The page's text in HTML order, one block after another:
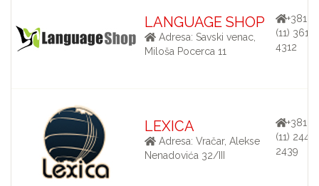
LANGUAGE SHOP
Adresa: Savski venac,
Miloša Pocerca 11
+381
(11) 361-
4312
LEXICA
Adresa: Vračar, Alekse
Nenadovića 32/III
+381
(11) 244-
2439